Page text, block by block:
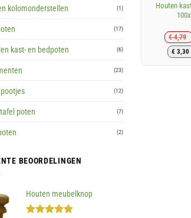
kolomonderstellen (1)
(17)
kast- en bedpoten (6)
(23)
(12)
poten (7)
(2)
BEOORDELINGEN
Houten meubelknop
Houten
€4,79
€ 3,30